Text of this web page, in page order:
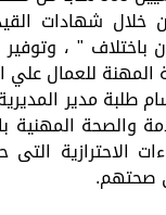
شهادات
للعمال علي
طلبة مدير
صحتهم.